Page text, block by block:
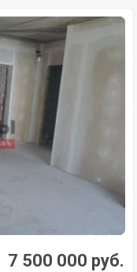
7 500 000 руб.